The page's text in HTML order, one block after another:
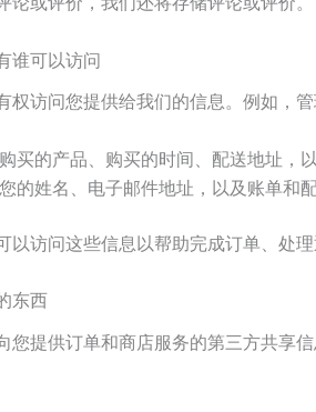
谁可以访问
权访问您提供给我们的信息。例如，
买的产品、购买的时间、配送地址，
的姓名、电子邮件地址，以及账单和配
以访问这些信息以帮助完成订单、处理
东西
您提供订单和商店服务的第三方共享信